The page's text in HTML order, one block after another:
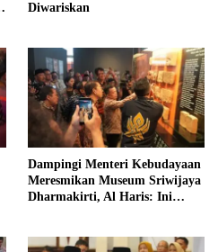
Diwariskan
Dampingi Menteri Kebudayaan
Meresmikan Museum Sriwijaya
Dharmakirti, Al Haris: Ini